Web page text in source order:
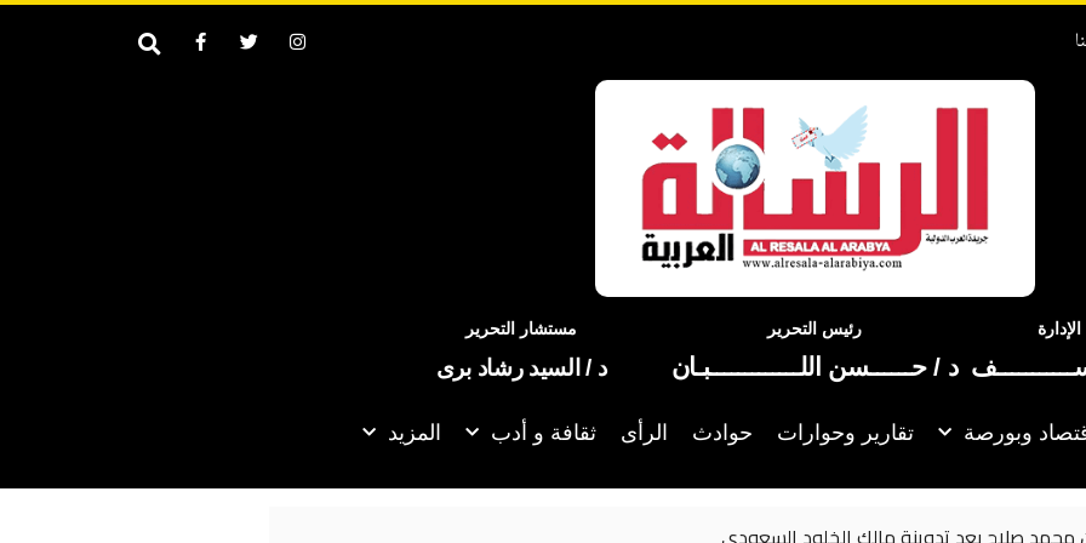
رئيس التحرير
د / حــــــسن اللـــــــــــــبـان
مستشار التحرير
د / السيد رشاد برى
وبورصة تقارير وحوارات حوادث الرأى ثقافة و أدب المزيد